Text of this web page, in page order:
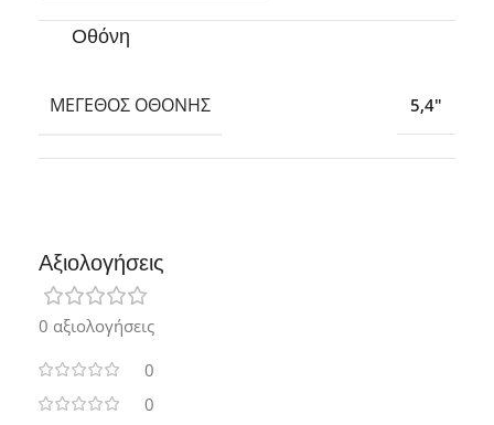
Οθόνη
ΜΈΓΕΘΟΣ ΟΘΌΝΗΣ 5,4″
Αξιολογήσεις
0 αξιολογήσεις
0
0